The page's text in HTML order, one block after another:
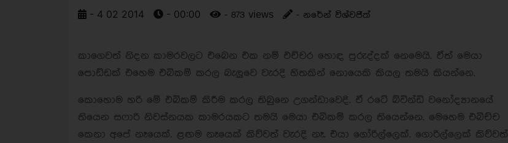
- 4 02 2014 - 00:00 - 873 views - නරේන් විශ්වජිත්
කාගෙවත් නිදන කාමරවලට එබෙන එක නම් එච්චර හොඳ පුරුද්දක් නෙමෙයි. ඒත් මෙයා
පොඩ්ඩක් එහෙම එබිකම් කරල බැලුවෙ වැරදි හිතකින් නොයෙකි කියල තමයි කියන්නෙ.
කොහොම හරි මේ එබිකම් කිරීම කරල තිබුනෙ උගන්ඩාවෙදි. ඒ රටේ බ්වින්ඩි වනෝද්‍යානයේ
තියෙන සෆාරි නිවස්නයක කාමරයකට තමයි මෙයා එබිකම් කරල තියෙන්නෙ. මෙහෙම එබිච්ච
කෙනා අපේ නෑයෙක්. ළඟම නෑයෙක් කිව්වත් වැරදි නෑ. එයා ගෝරිල්ලෙක්. ගොරිල්ලෙක් කිව්වත්